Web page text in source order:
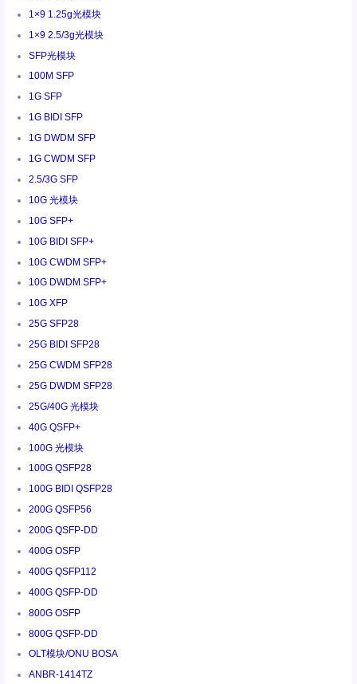
1×9 1.25g光模块
1×9 2.5/3g光模块
SFP光模块
100M SFP
1G SFP
1G BIDI SFP
1G DWDM SFP
1G CWDM SFP
2.5/3G SFP
10G 光模块
10G SFP+
10G BIDI SFP+
10G CWDM SFP+
10G DWDM SFP+
10G XFP
25G SFP28
25G BIDI SFP28
25G CWDM SFP28
25G DWDM SFP28
25G/40G 光模块
40G QSFP+
100G 光模块
100G QSFP28
100G BIDI QSFP28
200G QSFP56
200G QSFP-DD
400G OSFP
400G QSFP112
400G QSFP-DD
800G OSFP
800G QSFP-DD
OLT模块/ONU BOSA
ANBR-1414TZ